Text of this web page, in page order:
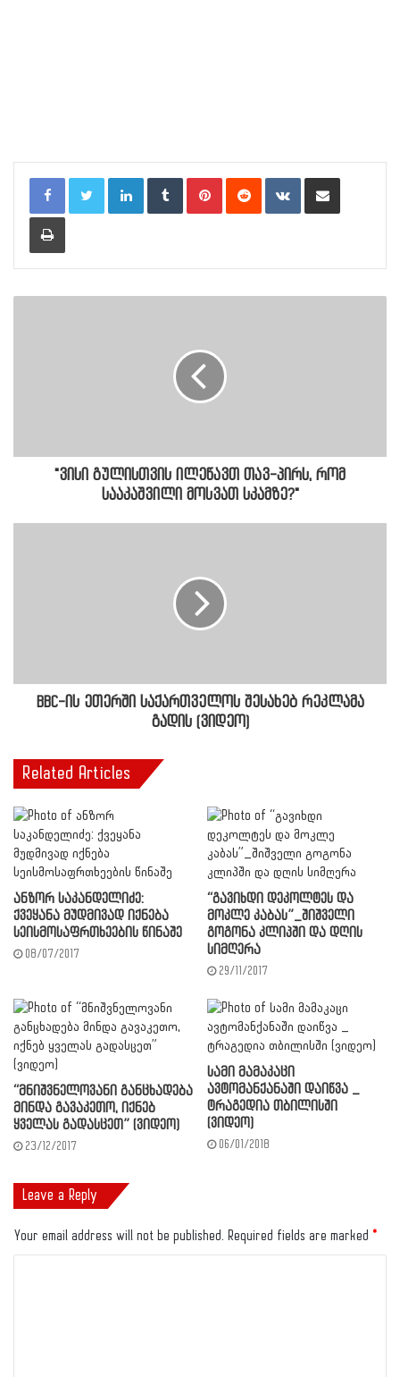
LinkedInTumblr PinterestReddit VKontakteShare via Email
Print
"ვისი გულისთვის ილეწავთ თავ-პირს, რომ
სააკაშვილი მოსვათ სკამზე?"
BBC-ის ეთერში საქართველოს შესახებ რეკლამა
გადის (ვიდეო)
Related Articles
ანზორ საკანდელიძე:
ქვეყანა მუდმივად იქნება
სეისმოსაფრთხეების წინაშე
08/07/2017
“გავიხდი დეკოლტეს და
მოკლე კაბას”_შიშველი
გოგონა კლიპში და დღის
სიმღერა
29/11/2017
“მნიშვნელოვანი განცხადება
მინდა გავაკეთო, იქნებ
ყველას გადასცეთ” (ვიდეო)
23/12/2017
სამი მამაკაცი
ავტომანქანაში დაიწვა _
ტრაგედია თბილისში
(ვიდეო)
06/01/2018
Leave a Reply
Your email address will not be published. Required fields are marked *